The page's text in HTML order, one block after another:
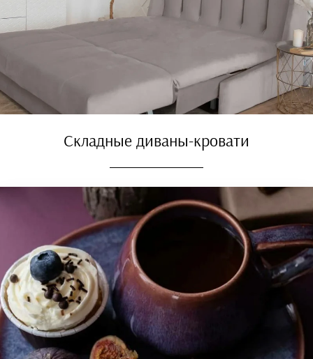
Складные диваны-кровати